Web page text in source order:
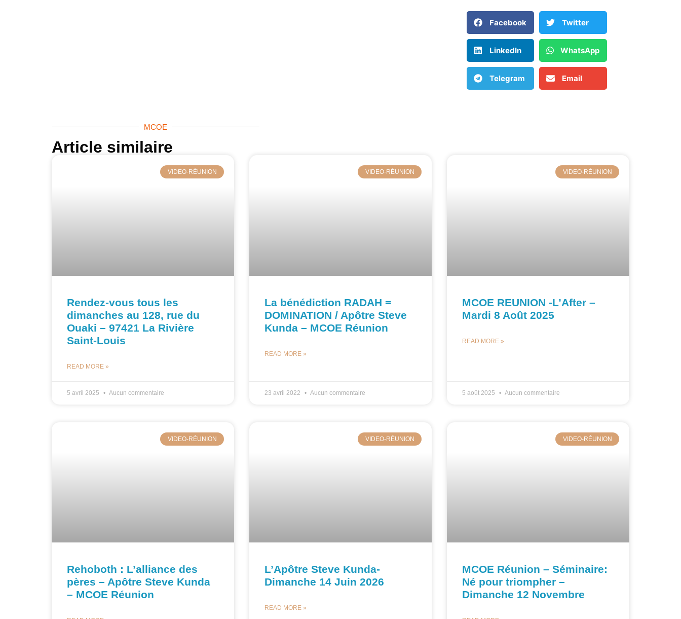
Facebook Twitter
LinkedIn WhatsApp
Telegram Email
MCOE
Article similaire​
VIDEO-RÉUNION
Rendez-vous tous les
dimanches au 128, rue du
Ouaki – 97421 La Rivière
Saint-Louis
READ MORE »
5 avril 2025 Aucun commentaire
VIDEO-RÉUNION
La bénédiction RADAH =
DOMINATION / Apôtre Steve
Kunda – MCOE Réunion
READ MORE »
23 avril 2022 Aucun commentaire
VIDEO-RÉUNION
MCOE REUNION -L’After –
Mardi 8 Août 2025
READ MORE »
5 août 2025 Aucun commentaire
VIDEO-RÉUNION
Rehoboth : L’alliance des
pères – Apôtre Steve Kunda
– MCOE Réunion
VIDEO-RÉUNION
L’Apôtre Steve Kunda-
Dimanche 14 Juin 2026
READ MORE »
VIDEO-RÉUNION
MCOE Réunion – Séminaire:
Né pour triompher –
Dimanche 12 Novembre